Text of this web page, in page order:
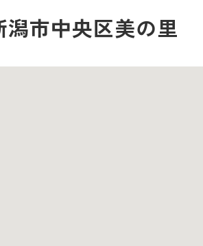
潟市中央区美の里